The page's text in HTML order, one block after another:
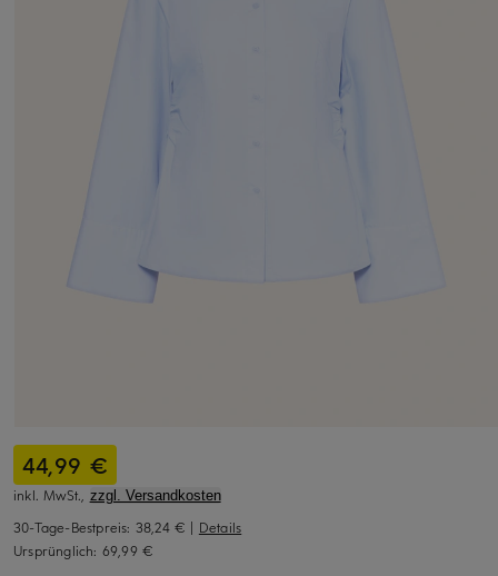
44,99 €
inkl. MwSt., zzgl. Versandkosten
30-Tage-Bestpreis: 38,24 € | Details
Ursprünglich: 69,99 €